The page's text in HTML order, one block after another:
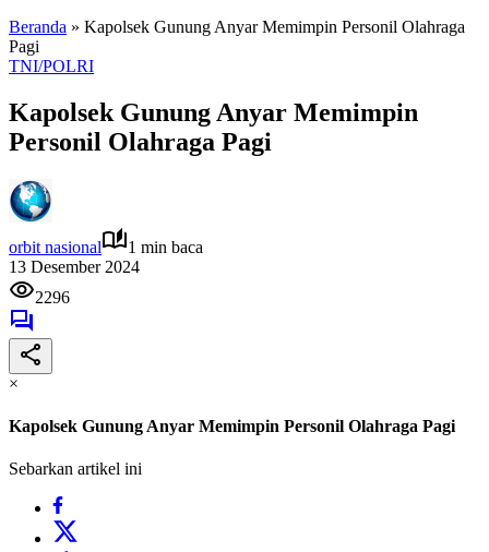
Beranda » Kapolsek Gunung Anyar Memimpin Personil Olahraga
Pagi
TNI/POLRI
Kapolsek Gunung Anyar Memimpin
Personil Olahraga Pagi
orbit nasional
1 min baca
13 Desember 2024
2296
×
Kapolsek Gunung Anyar Memimpin Personil Olahraga Pagi
Sebarkan artikel ini